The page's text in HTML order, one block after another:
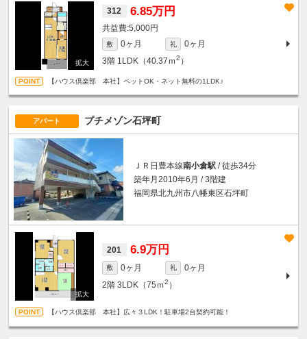
312 6.85万円
5,000円
敷 0ヶ月 礼
0ヶ月
3階 1LDK（40.37ｍ2 ）
【ハウス倶楽部 本社】ペットOK・ネット無料の1LDK♪
アパート プチメゾン石坪町
ＪＲ日豊本線南小倉駅 / 徒歩34分
築年月2010年6月 / 3階建
福岡県北九州市八幡東区石坪町
201 6.9万円
敷 0ヶ月 礼
0ヶ月
2階 3LDK（75ｍ2 ）
【ハウス倶楽部 本社】広々３LDK！駐車場2台契約可能！